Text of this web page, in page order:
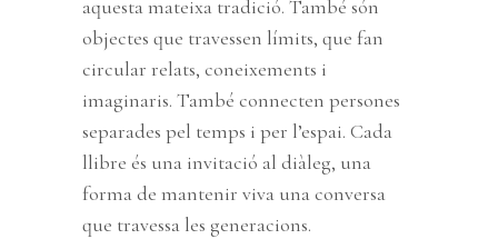
aquesta mateixa tradició. També són
objectes que travessen límits, que fan
circular relats, coneixements i
imaginaris. També connecten persones
separades pel temps i per l’espai. Cada
llibre és una invitació al diàleg, una
forma de mantenir viva una conversa
que travessa les generacions.